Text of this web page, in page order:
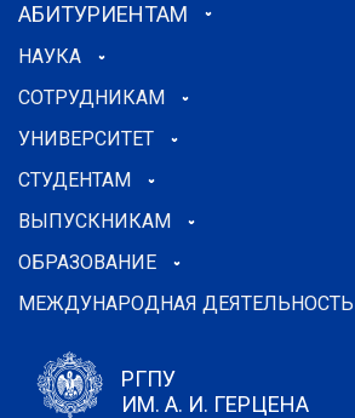
АБИТУРИЕНТАМ
НАУКА
СОТРУДНИКАМ
УНИВЕРСИТЕТ
СТУДЕНТАМ
ВЫПУСКНИКАМ
ОБРАЗОВАНИЕ
МЕЖДУНАРОДНАЯ ДЕЯТЕЛЬНОСТЬ
РГПУ
ИМ. А. И. ГЕРЦЕНА